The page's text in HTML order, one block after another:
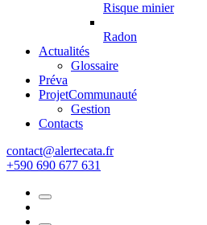
Risque minier
Radon
Actualités
Glossaire
Préva
ProjetCommunauté
Gestion
Contacts
rf.atacetrela@tcatnoc
+590 690 677 631